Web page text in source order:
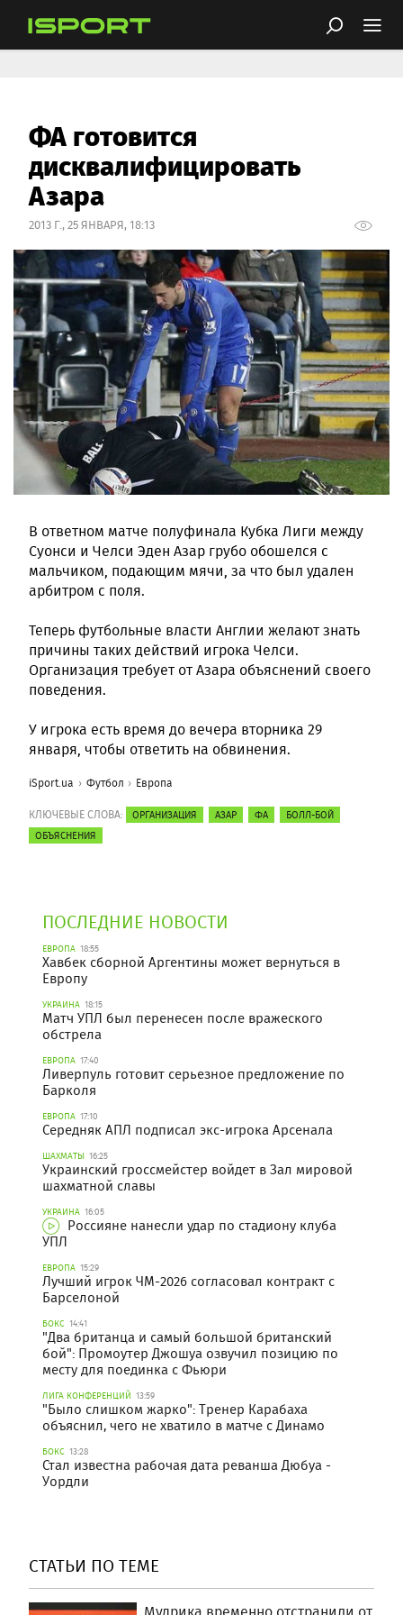
ФА готовится
дисквалифицировать
Азара
2013 Г., 25 ЯНВАРЯ, 18:13
В ответном матче полуфинала Кубка Лиги между
Суонси и Челси Эден Азар грубо обошелся с
мальчиком, подающим мячи, за что был удален
арбитром с поля.
Теперь футбольные власти Англии желают знать
причины таких действий игрока Челси.
Организация требует от Азара объяснений своего
поведения.
У игрока есть время до вечера вторника 29
января, чтобы ответить на обвинения.
iSport.ua Футбол Европа
КЛЮЧЕВЫЕ СЛОВА: ОРГАНИЗАЦИЯ АЗАР ФА
БОЛЛ-БОЙ
ОБЪЯСНЕНИЯ
ПОСЛЕДНИЕ НОВОСТИ
ЕВРОПА 18:55
Хавбек сборной Аргентины может вернуться в
Европу
УКРАИНА 18:15
Матч УПЛ был перенесен после вражеского
обстрела
ЕВРОПА 17:40
Ливерпуль готовит серьезное предложение по
Барколя
ЕВРОПА 17:10
Середняк АПЛ подписал экс-игрока Арсенала
ШАХМАТЫ 16:25
Украинский гроссмейстер войдет в Зал мировой
шахматной славы
УКРАИНА 16:05
Россияне нанесли удар по стадиону клуба
УПЛ
ЕВРОПА 15:29
Лучший игрок ЧМ-2026 согласовал контракт с
Барселоной
БОКС 14:41
"Два британца и самый большой британский
бой": Промоутер Джошуа озвучил позицию по
месту для поединка с Фьюри
ЛИГА КОНФЕРЕНЦИЙ 13:59
"Было слишком жарко": Тренер Карабаха
объяснил, чего не хватило в матче с Динамо
БОКС 13:28
Стал известна рабочая дата реванша Дюбуа -
Уордли
СТАТЬИ ПО ТЕМЕ